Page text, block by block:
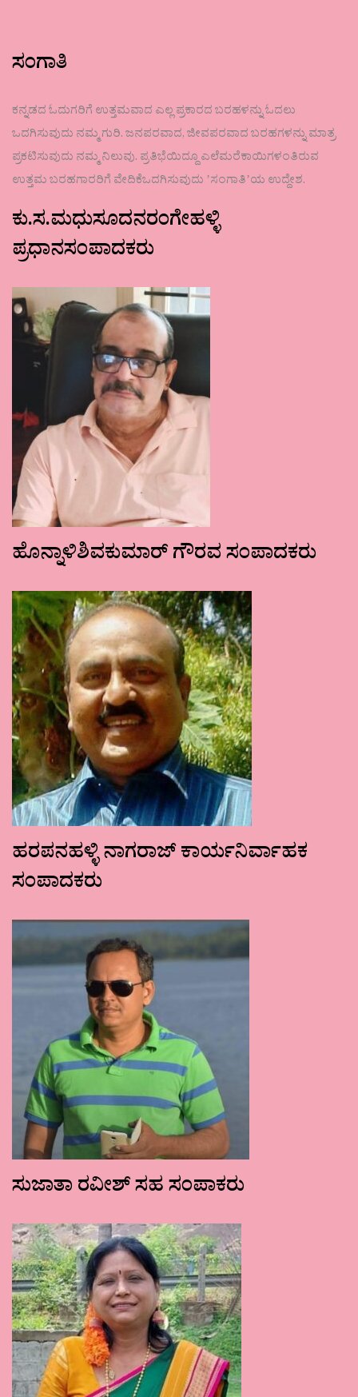
ಸಂಗಾತಿ
ಕನ್ನಡದ ಓದುಗರಿಗೆ ಉತ್ತಮವಾದ ಎಲ್ಲ ಪ್ರಕಾರದ ಬರಹಳನ್ನು ಓದಲು
ಒದಗಿಸುವುದು ನಮ್ಮ ಗುರಿ. ಜನಪರವಾದ, ಜೀವಪರವಾದ ಬರಹಗಳನ್ನು ಮಾತ್ರ
ಪ್ರಕಟಿಸುವುದು ನಮ್ಮ ನಿಲುವು. ಪ್ರತಿಭೆಯಿದ್ದೂ ಎಲೆಮರೆಕಾಯಿಗಳಂತಿರುವ
ಉತ್ತಮ ಬರಹಗಾರರಿಗೆ ವೇದಿಕೆಒದಗಿಸುವುದು ʼಸಂಗಾತಿʼಯ ಉದ್ದೇಶ.
ಕು.ಸ.ಮಧುಸೂದನರಂಗೇಹಳ್ಳಿ
ಪ್ರಧಾನಸಂಪಾದಕರು
ಹೊನ್ನಾಳಿಶಿವಕುಮಾರ್ ಗೌರವ ಸಂಪಾದಕರು
ಹರಪನಹಳ್ಳಿ ನಾಗರಾಜ್ ಕಾರ್ಯನಿರ್ವಾಹಕ
ಸಂಪಾದಕರು
ಸುಜಾತಾ ರವೀಶ್ ಸಹ ಸಂಪಾಕರು